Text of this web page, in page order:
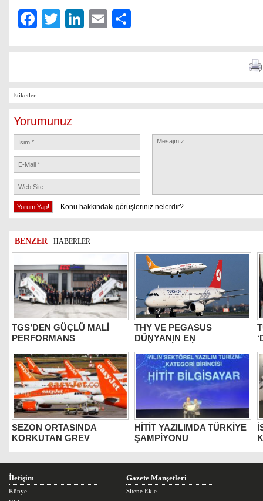
Facebook
TwitterLinkedIn
Email
Etiketler:
Yorumunuz
Konu hakkındaki görüşleriniz nelerdir?
BENZER HABERLER
TGS’DEN GÜÇLÜ MALİ
PERFORMANS
THY VE PEGASUS
DÜNYANIN EN
SEZON ORTASINDA
KORKUTAN GREV
HİTİT YAZILIMDA TÜRKİYE
ŞAMPİYONU
İletişim
Künye
Gazete Manşetleri
Sitene Ekle